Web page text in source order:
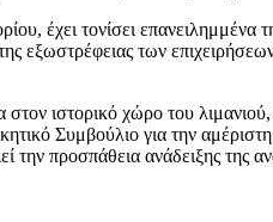
έχει τονίσει επανειλημμένα
εξωστρέφειας των
ιστορικό χώρο του
Συμβούλιο για την
προσπάθεια ανάδειξης της